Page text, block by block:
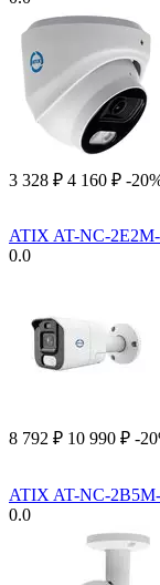
3 328 ₽ 4 160 ₽ -
ATIX AT-NC-
0.0
8 792 ₽ 10 990 ₽ -
ATIX AT-NC-
0.0